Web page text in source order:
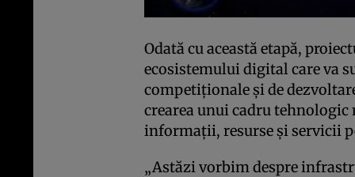
Odată cu această etapă,
ecosistemului digital care va
competiționale și de
crearea unui cadru tehnologic
informații, resurse și servicii
„Astăzi vorbim despre